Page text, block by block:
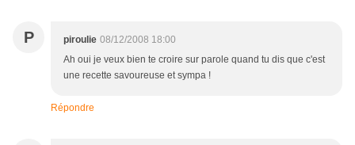
P piroulie 08/12/2008 18:00
Ah oui je veux bien te croire sur parole quand tu dis que c'est
une recette savoureuse et sympa !
Répondre